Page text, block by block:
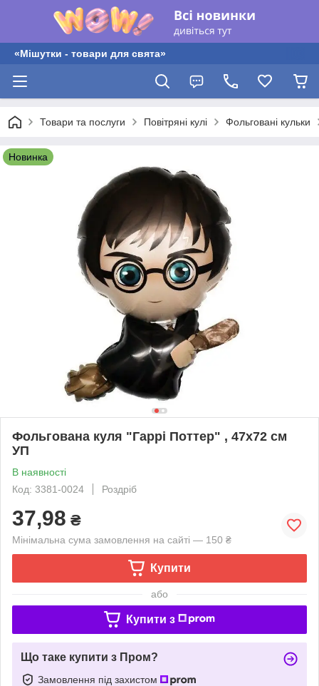
«Мішутки - товари для свята»
Товари та послуги Повітряні кулі Фольговані кульки
Новинка
Фольгована куля "Гаррі Поттер" , 47х72 см
УП
В наявності
Код: 3381-0024
Роздріб
37,98 ₴
Мінімальна сума замовлення на сайті — 150 ₴
Купити
або
Купити з
Що таке купити з Пром?
Замовлення під захистом